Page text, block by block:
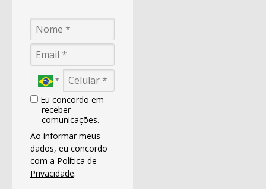
Eu concordo em
receber
comunicações.
Ao informar meus
dados, eu concordo
com a Política de
Privacidade.